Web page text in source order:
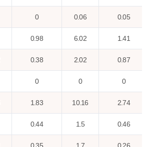
0 0.06 0.05
0.98 6.02 1.41
0.38 2.02 0.87
0 0 0
1.83 10.16 2.74
0.44 1.5 0.46